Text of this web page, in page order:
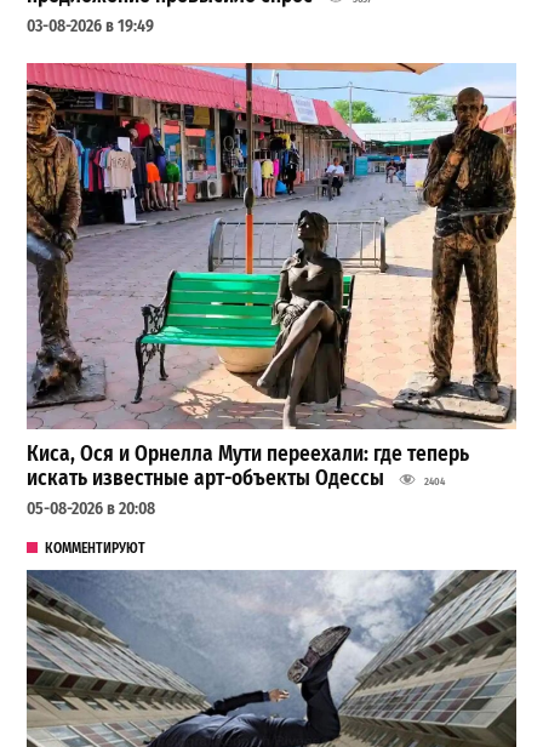
03-08-2026 в 19:49
Киса, Ося и Орнелла Мути переехали: где теперь
искать известные арт-объекты Одессы
2404
05-08-2026 в 20:08
КОММЕНТИРУЮТ